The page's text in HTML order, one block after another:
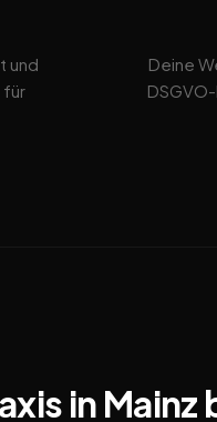
und
für
Deine
in Mainz